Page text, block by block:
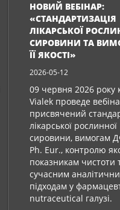
НОВИЙ ВЕБІНАР:
«СТАНДАРТИЗАЦІЯ
ЛІКАРСЬКОЇ
СИРОВИНИ ТА
ЇЇ ЯКОСТІ»
2026-05-12
09 червня 2026 року
Vialek проведе
присвячений
лікарської рослинної
сировини, вимогам
Ph. Eur., контролю
показникам чистоти
сучасним
підходам у
nutraceutical галузі.